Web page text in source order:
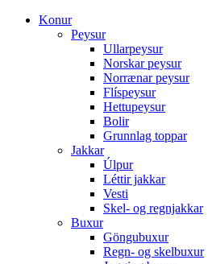
Konur
Peysur
Ullarpeysur
Norskar peysur
Norrænar peysur
Flíspeysur
Hettupeysur
Bolir
Grunnlag toppar
Jakkar
Úlpur
Léttir jakkar
Vesti
Skel- og regnjakkar
Buxur
Göngubuxur
Regn- og skelbuxur